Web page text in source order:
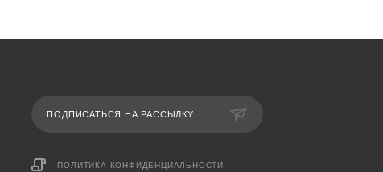
ПОДПИСАТЬСЯ НА РАССЫЛКУ
ПОЛИТИКА КОНФИДЕНЦИАЛЬНОСТИ